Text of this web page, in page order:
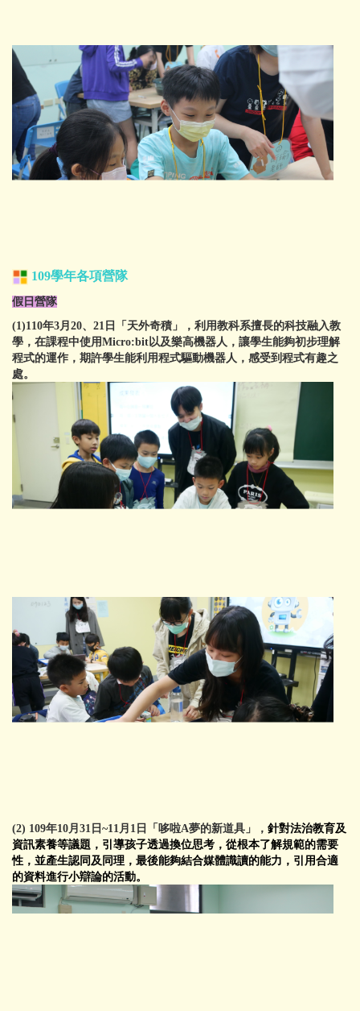
109學年各項營隊
假日營隊
(1)110年3月20、21日「天外奇積」，利用教科系擅長的科技融入教
學，在課程中使用Micro:bit以及樂高機器人，讓學生能夠初步理解
程式的運作，期許學生能利用程式驅動機器人，感受到程式有趣之
處。
(2) 109年10月31日~11月1日「哆啦A夢的新道具」， 針對法治教育及
資訊素養等議題，引導孩子透過換位思考，從根本了解規範的需要
性，並產生認同及同理，最後能夠結合媒體識讀的能力，引用合適
的資料進行小辯論的活動。